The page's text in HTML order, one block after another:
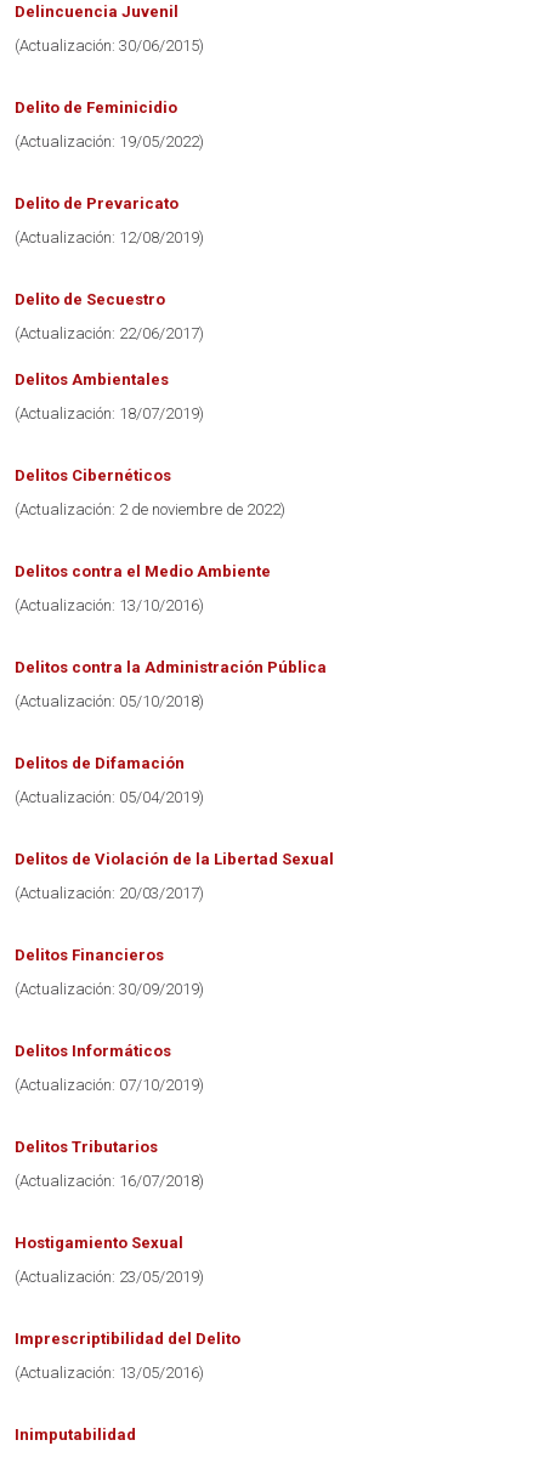
Delincuencia Juvenil
(Actualización: 30/06/2015)
Delito de Feminicidio
(Actualización: 19/05/2022)
Delito de Prevaricato
(Actualización: 12/08/2019)
Delito de Secuestro
(Actualización: 22/06/2017)
Delitos Ambientales
(Actualización: 18/07/2019)
Delitos Cibernéticos
(Actualización: 2 de noviembre de 2022)
Delitos contra el Medio Ambiente
(Actualización: 13/10/2016)
Delitos contra la Administración Pública
(Actualización: 05/10/2018)
Delitos de Difamación
(Actualización: 05/04/2019)
Delitos de Violación de la Libertad Sexual
(Actualización: 20/03/2017)
Delitos Financieros
(Actualización: 30/09/2019)
Delitos Informáticos
(Actualización: 07/10/2019)
Delitos Tributarios
(Actualización: 16/07/2018)
Hostigamiento Sexual
(Actualización: 23/05/2019)
Imprescriptibilidad del Delito
(Actualización: 13/05/2016)
Inimputabilidad